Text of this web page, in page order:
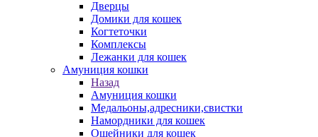
Дверцы
Домики для кошек
Когтеточки
Комплексы
Лежанки для кошек
Амуниция кошки
Назад
Амуниция кошки
Медальоны,адресники,свистки
Намордники для кошек
Ошейники для кошек